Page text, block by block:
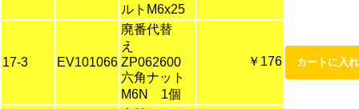
ルトM6x25
17-3 EV101066
廃番代替
え
ZP062600
六角ナット
M6N 1個
￥176